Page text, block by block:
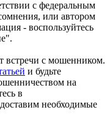
с федеральным
или автором
- воспользуйтесь
встречи с мошенником.
и будьте
на
в
необходимые